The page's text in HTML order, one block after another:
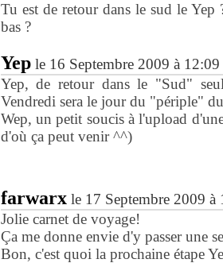
Tu est de retour dans le sud le
bas ?
Yeple 16 Septembre 2009 à 12:09
Yep, de retour dans le "Sud"
Vendredi sera le jour du "périple"
Wep, un petit soucis à l'upload
d'où ça peut venir ^^)
farwarxle 17 Septembre 2009 à
Jolie carnet de voyage!
Ça me donne envie d'y passer une
Bon, c'est quoi la prochaine étape